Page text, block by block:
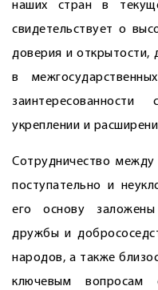
наших стран в
свидетельствует о
доверия и открытости,
в
укреплении и
Сотрудничество
поступательно и
его основу
дружбы и
народов, а также
ключевым вопросам